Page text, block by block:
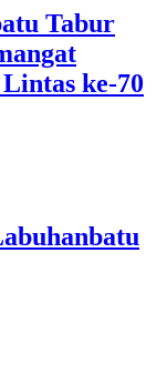
Tabur
ke-70